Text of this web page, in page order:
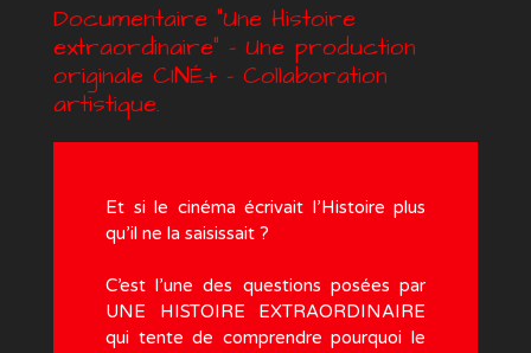
Documentaire ”Une Histoire
extraordinaire” – Une production
originale CINÉ+ – Collaboration
artistique.
Et si le cinéma écrivait l’Histoire plus
qu’il ne la saisissait ?
C’est l’une des questions posées par
UNE HISTOIRE EXTRAORDINAIRE
qui tente de comprendre pourquoi le